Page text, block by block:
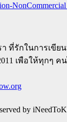
า ที่รักในการเขี
เพือให้ทุกๆ ค
by